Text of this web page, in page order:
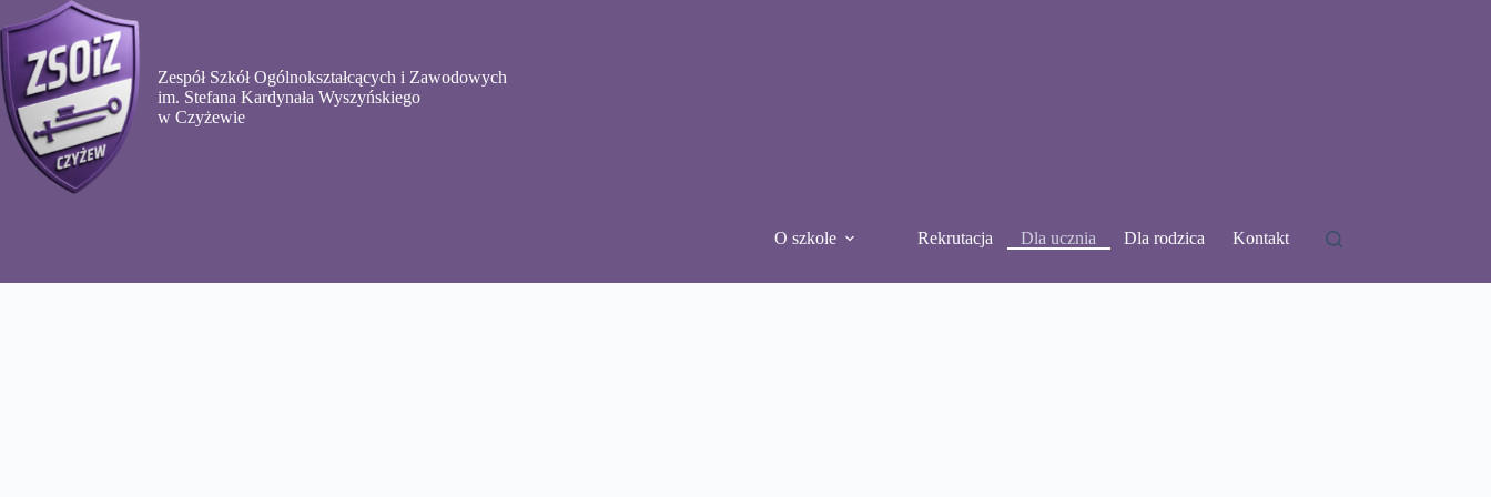
Przejdź
do
treści
Zespół Szkół Ogólnokształcących i Zawodowych
im. Stefana Kardynała Wyszyńskiego
w Czyżewie
O szkole Rekrutacja Dla ucznia Dla rodzica Kontakt